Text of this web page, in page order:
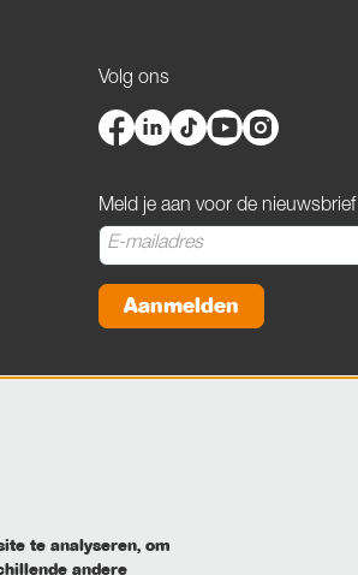
Volg ons
Meld je aan voor de nieuwsbrief
Aanmelden
te analyseren, om
andere